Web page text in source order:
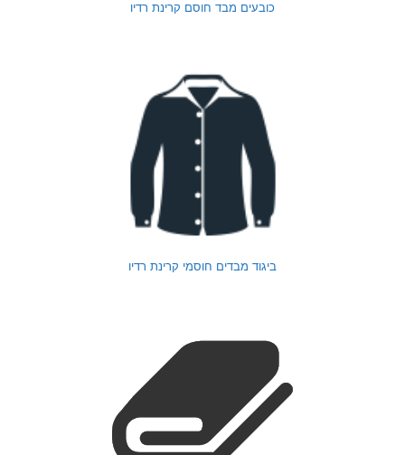
כובעים מבד חוסם קרינת רדיו
ביגוד מבדים חוסמי קרינת רדיו